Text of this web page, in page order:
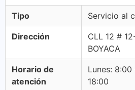
Tipo Servicio al
Dirección
CLL 12 #
BOYACA
Horario de
atención
Lunes:
18:00